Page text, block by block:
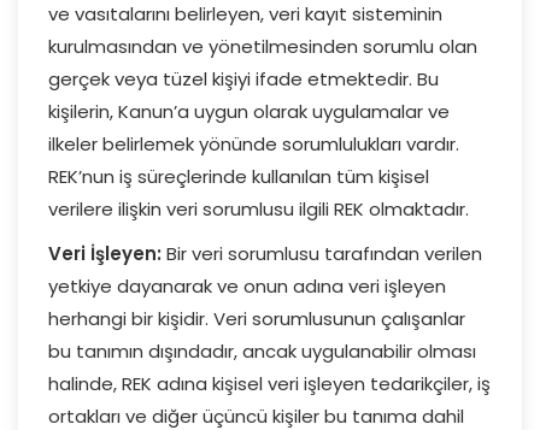
ve vasıtalarını belirleyen, veri kayıt sisteminin
kurulmasından ve yönetilmesinden sorumlu olan
gerçek veya tüzel kişiyi ifade etmektedir. Bu
kişilerin, Kanun’a uygun olarak uygulamalar ve
ilkeler belirlemek yönünde sorumlulukları vardır.
REK’nun iş süreçlerinde kullanılan tüm kişisel
verilere ilişkin veri sorumlusu ilgili REK olmaktadır.
Veri İşleyen: Bir veri sorumlusu tarafından verilen
yetkiye dayanarak ve onun adına veri işleyen
herhangi bir kişidir. Veri sorumlusunun çalışanlar
bu tanımın dışındadır, ancak uygulanabilir olması
halinde, REK adına kişisel veri işleyen tedarikçiler, iş
ortakları ve diğer üçüncü kişiler bu tanıma dahil